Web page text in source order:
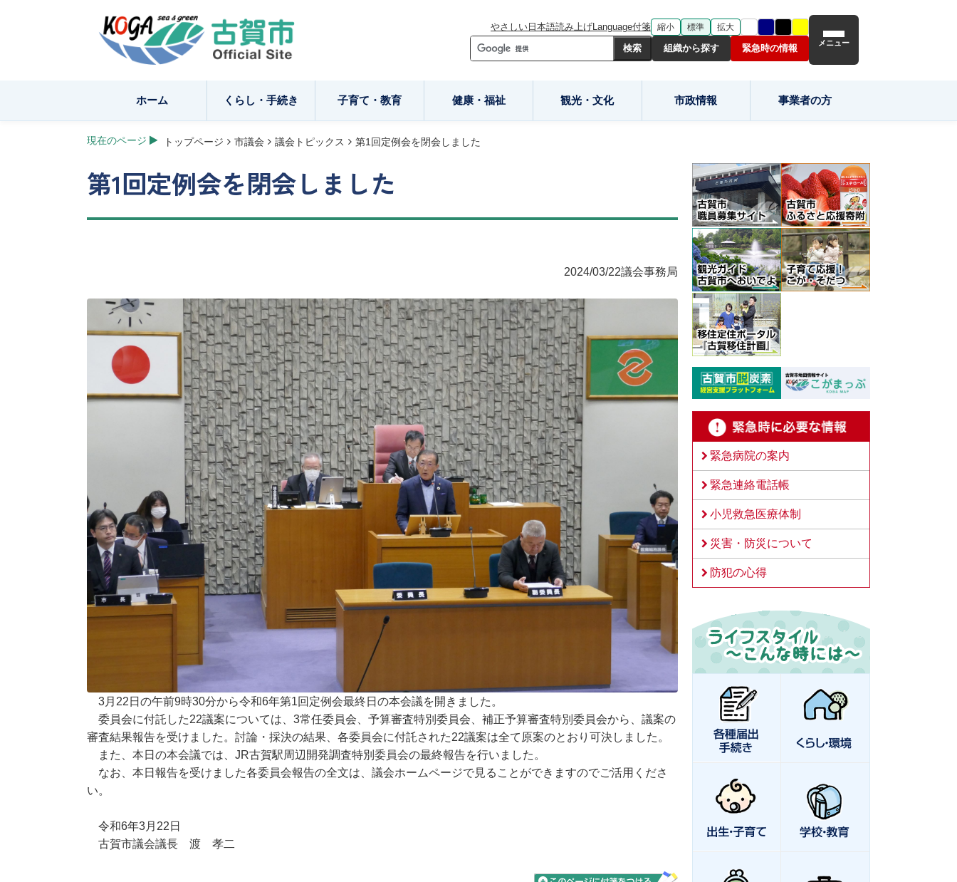
やさしい日本語読み上げLanguage付箋 縮小 標準 拡大
組織から探す 緊急時の情報 メニュー
ホーム くらし・手続き 子育て・教育 健康・福祉 観光・文化 市政情報 事業者の方
現在のページ トップページ 市議会 議会トピックス 第1回定例会を閉会しました
第1回定例会を閉会しました
2024/03/22議会事務局
3月22日の午前9時30分から令和6年第1回定例会最終日の本会議を開きました。
委員会に付託した22議案については、3常任委員会、予算審査特別委員会、補正予算審査特別委員会から、議案の
審査結果報告を受けました。討論・採決の結果、各委員会に付託された22議案は全て原案のとおり可決しました。
また、本日の本会議では、JR古賀駅周辺開発調査特別委員会の最終報告を行いました。
なお、本日報告を受けました各委員会報告の全文は、議会ホームページで見ることができますのでご活用くださ
い。
令和6年3月22日
古賀市議会議長 渡 孝二
緊急病院の案内
緊急連絡電話帳
小児救急医療体制
災害・防災について
防犯の心得